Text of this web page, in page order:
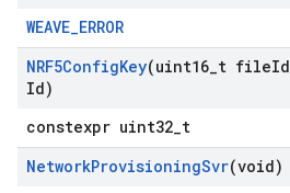
WEAVE_ERROR
NRF5ConfigKey(uint16 t fileId
Id)
constexpr uint32_t
NetworkProvisioningSvr(void)